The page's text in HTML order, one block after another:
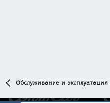
Обслуживание и эксплуатация